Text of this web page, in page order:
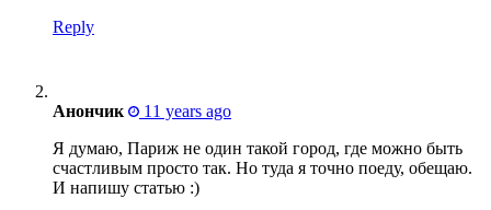
Reply
Анончик
11 years ago
Я думаю, Париж не один такой город, где можно быть
счастливым просто так. Но туда я точно поеду, обещаю.
И напишу статью :)